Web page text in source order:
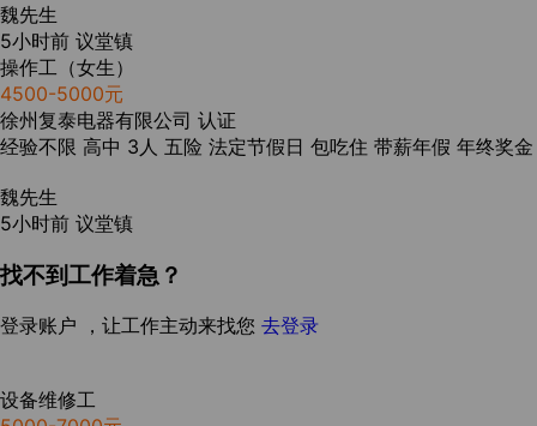
魏先生
5小时前 议堂镇
操作工（女生）
4500-5000元
徐州复泰电器有限公司 认证
经验不限 高中 3人 五险 法定节假日 包吃住 带薪年假 年终奖金
魏先生
5小时前 议堂镇
找不到工作着急？
登录账户 ，让工作主动来找您 去登录
设备维修工